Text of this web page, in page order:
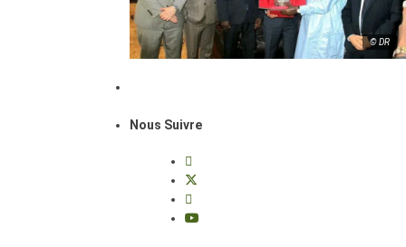
© DR
Nous Suivre